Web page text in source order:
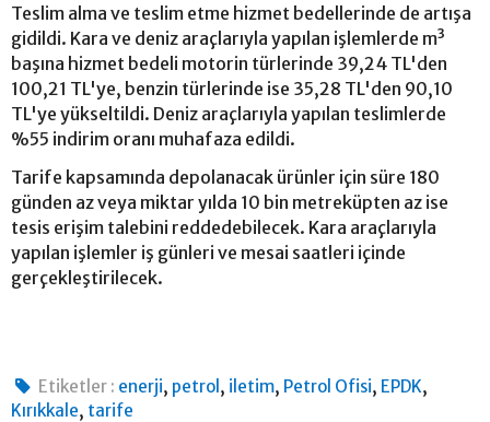
Teslim alma ve teslim etme hizmet bedellerinde de artışa
gidildi. Kara ve deniz araçlarıyla yapılan işlemlerde m³
başına hizmet bedeli motorin türlerinde 39,24 TL'den
100,21 TL'ye, benzin türlerinde ise 35,28 TL'den 90,10
TL'ye yükseltildi. Deniz araçlarıyla yapılan teslimlerde
%55 indirim oranı muhafaza edildi.
Tarife kapsamında depolanacak ürünler için süre 180
günden az veya miktar yılda 10 bin metreküpten az ise
tesis erişim talebini reddedebilecek. Kara araçlarıyla
yapılan işlemler iş günleri ve mesai saatleri içinde
gerçekleştirilecek.
Etiketler : enerji, petrol , iletim, Petrol Ofisi, EPDK,
Kırıkkale, tarife